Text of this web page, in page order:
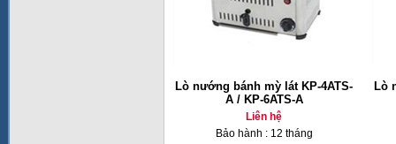
Lò nướng bánh mỳ lát KP-4ATS-
A / KP-6ATS-A
Liên hệ
Bảo hành : 12 tháng
Lò